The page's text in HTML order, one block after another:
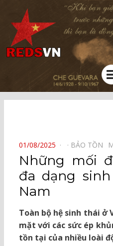
Kênh chia sẻ tri thức cộng đồng
POSTED
ON
01/08/2025 BẢO TỒN⠀
Những mối
đa dạng
Nam
Toàn bộ hệ sinh thái ở
mặt với các sức ép
tồn tại của nhiều loài